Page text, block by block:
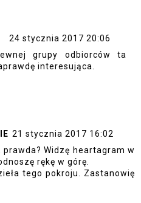
24 stycznia 2017 20:06
grupy odbiorców ta
interesująca.
21 stycznia 2017 16:02
prawda? Widzę heartagram w
rękę w górę.
tego pokroju. Zastanowię